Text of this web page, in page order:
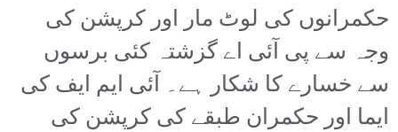
حکمرانوں کی لوٹ مار اور کرپشن کی
وجہ سے پی آئی اے گزشتہ کئی برسوں
سے خسارے کا شکار ہے۔ آئی ایم ایف کی
ایما اور حکمران طبقے کی کرپشن کی